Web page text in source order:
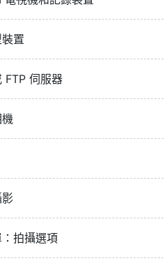
置
FTP 伺服器
拍攝選項